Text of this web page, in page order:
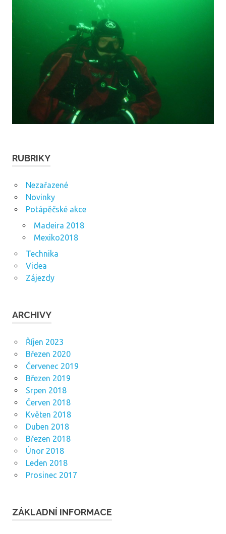
RUBRIKY
Nezařazené
Novinky
Potápěčské akce
Madeira 2018
Mexiko2018
Technika
Videa
Zájezdy
ARCHIVY
Říjen 2023
Březen 2020
Červenec 2019
Březen 2019
Srpen 2018
Červen 2018
Květen 2018
Duben 2018
Březen 2018
Únor 2018
Leden 2018
Prosinec 2017
ZÁKLADNÍ INFORMACE